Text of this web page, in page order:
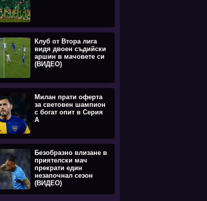
Клуб от Втора лига
видя двоен съдийски
аршин в мачовете си
(ВИДЕО)
Милан прати оферта
за световен шампион
с богат опит в Серия
А
Безобразно влизане в
приятелски мач
прекрати един
незапочнал сезон
(ВИДЕО)